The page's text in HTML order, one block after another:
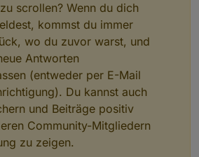
scrollen? Wenn du dich
kommst du immer
wo du zuvor warst, und
Antworten
(entweder per E-Mail
Du kannst auch
und Beiträge positiv
Community-Mitgliedern
zu zeigen.